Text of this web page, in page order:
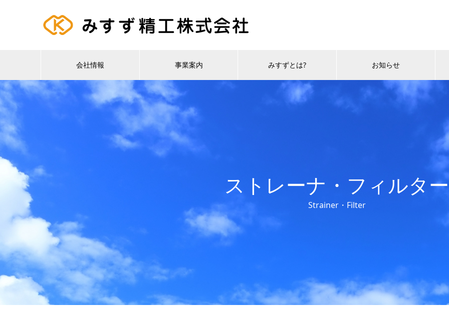
会社情報 事業案内 みすずとは? お知らせ
ストレーナ・フィルター
Strainer・Filter